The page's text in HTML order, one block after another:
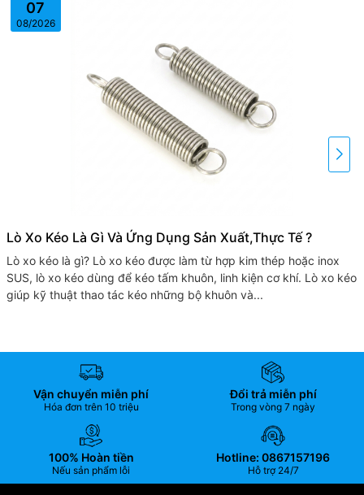
07
08/2026
Lò Xo Kéo Là Gì Và Ứng Dụng Sản Xuất,thực Tế ?
Lò xo kéo là gì? Lò xo kéo được làm từ hợp kim thép hoặc inox
SUS, lò xo kéo dùng để kéo tấm khuôn, linh kiện cơ khí. Lò xo kéo
giúp kỹ thuật thao tác kéo những bộ khuôn và...
Vận chuyển miễn phí
Hóa đơn trên 10 triệu
Đổi trả miễn phí
Trong vòng 7 ngày
100% Hoàn tiền
Nếu sản phẩm lỗi
Hotline: 0867157196
Hỗ trợ 24/7